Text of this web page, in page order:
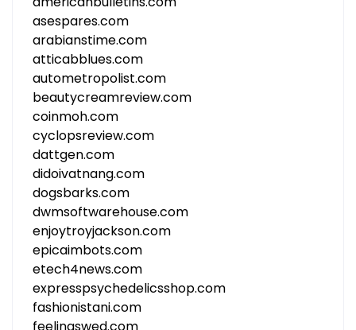
asespares.com
arabianstime.com
atticabblues.com
autometropolist.com
beautycreamreview.com
coinmoh.com
cyclopsreview.com
dattgen.com
didoivatnang.com
dogsbarks.com
dwmsoftwarehouse.com
enjoytroyjackson.com
epicaimbots.com
etech4news.com
expresspsychedelicsshop.com
fashionistani.com